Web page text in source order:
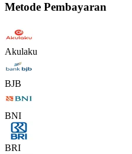
Metode Pembayaran
Akulaku
BJB
BNI
BRI